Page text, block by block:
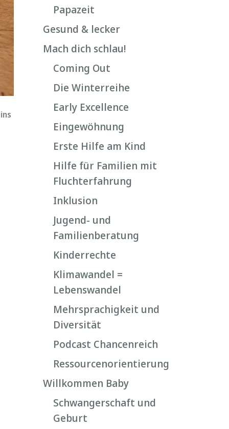
Papazeit
Gesund & lecker
Mach dich schlau!
Coming Out
Die Winterreihe
Early Excellence
Eingewöhnung
Erste Hilfe am Kind
Hilfe für Familien mit
Fluchterfahrung
Inklusion
Jugend- und
Familienberatung
Kinderrechte
Klimawandel =
Lebenswandel
Mehrsprachigkeit und
Diversität
Podcast Chancenreich
Ressourcenorientierung
Willkommen Baby
Schwangerschaft und
Geburt